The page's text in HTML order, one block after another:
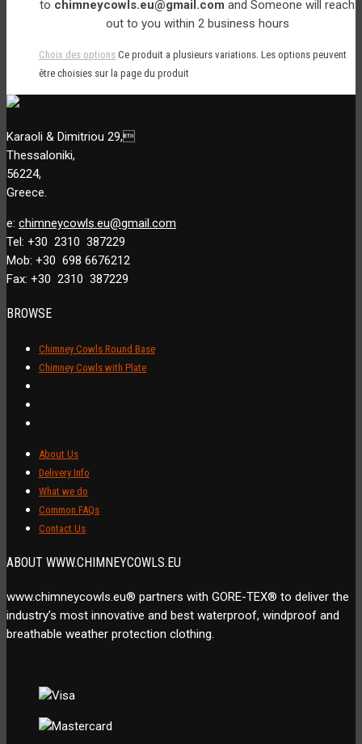
to chimneycowls.eu@gmail.com and Someone will reach
out to you within 2 business hours
Choix des options Ce produit a plusieurs variations. Les options peuvent
être choisies sur la page du produit
Karaoli & Dimitriou 29,
Thessaloniki,
56224,
Greece.
e: chimneycowls.eu@gmail.com
Tel: +30 2310 387229
Mob: +30 698 6676212
Fax: +30 2310 387229
BROWSE
Chimney Cowls Round Base
Chimney Cowls with Plate
About Us
Delivery Info
What we do
Common FAQs
Contact Us
ABOUT WWW.CHIMNEYCOWLS.EU
www.chimneycowls.eu® partners with GORE-TEX® to deliver the
industry’s most innovative and best waterproof, windproof and
breathable weather protection clothing.